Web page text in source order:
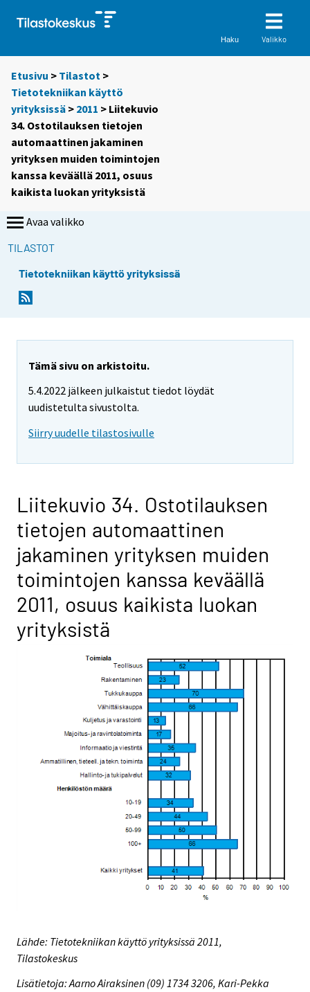
Haku Valikko
Etusivu > Tilastot >
Tietotekniikan käyttö
yrityksissä > 2011 > Liitekuvio
34. Ostotilauksen tietojen
automaattinen jakaminen
yrityksen muiden toimintojen
kanssa keväällä 2011, osuus
kaikista luokan yrityksistä
Avaa valikko
TILASTOT
Tietotekniikan käyttö yrityksissä
Tämä sivu on arkistoitu.
5.4.2022 jälkeen julkaistut tiedot löydät
uudistetulta sivustolta.
Siirry uudelle tilastosivulle
Liitekuvio 34. Ostotilauksen
tietojen automaattinen
jakaminen yrityksen muiden
toimintojen kanssa keväällä
2011, osuus kaikista luokan
yrityksistä
Lähde: Tietotekniikan käyttö yrityksissä 2011,
Tilastokeskus
Lisätietoja: Aarno Airaksinen (09) 1734 3206, Kari-Pekka